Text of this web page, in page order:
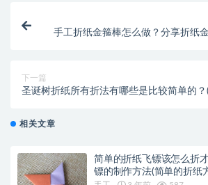
手工折纸金箍棒怎么做？分享折纸
下一篇
圣诞树折纸所有折法有哪些是比较简单的？
相关文章
简单的折纸飞镖该怎么折
镖的制作方法(简单的折纸